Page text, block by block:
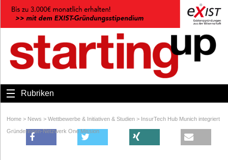
Rubriken
Home > News > Wettbewerbe & Initiativen & Studien > InsurTech Hub Munich integriert
Gründerinnen-Netzwerk One Mission